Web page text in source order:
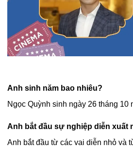
Anh sinh năm bao nhiêu?
Ngọc Quỳnh sinh ngày 26 tháng 10
Anh bắt đầu sự nghiệp diễn xuất
Anh bắt đầu từ các vai diễn nhỏ và